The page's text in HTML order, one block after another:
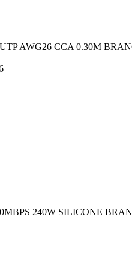
AWG26 CCA 0.30M
240W SILICONE